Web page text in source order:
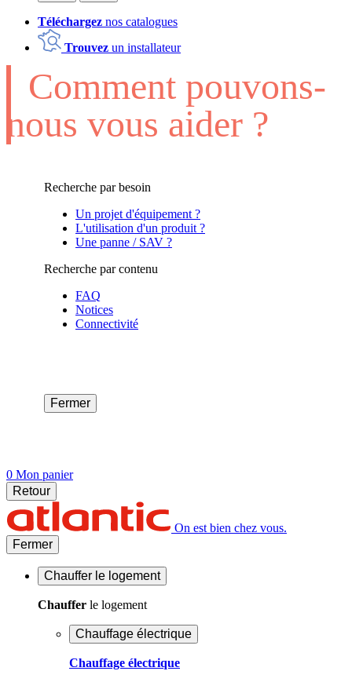
Téléchargez nos catalogues
Trouvez un installateur
Comment pouvons-
nous vous aider ?
Recherche par besoin
Un projet d'équipement ?
L'utilisation d'un produit ?
Une panne / SAV ?
Recherche par contenu
FAQ
Notices
Connectivité
Fermer
0 Mon panier
Retour
On est bien chez vous.
Fermer
Chauffer le logement
Chauffer le logement
Chauffage électrique
Chauffage électrique